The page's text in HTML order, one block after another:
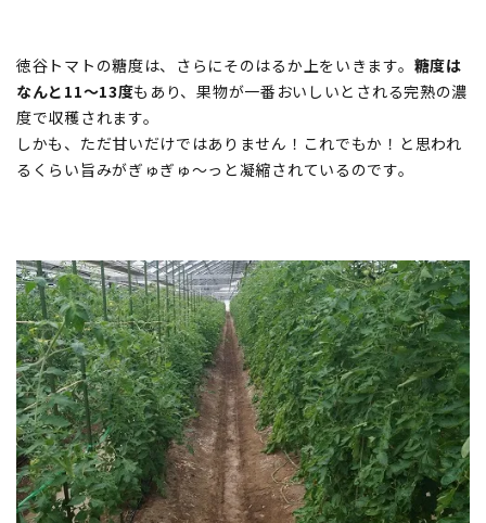
徳谷トマトの糖度は、さらにそのはるか上をいきます。 糖度は
なんと11〜13度もあり、果物が一番おいしいとされる完熟の濃
度で収穫されます。
しかも、ただ甘いだけではありません！これでもか！と思われ
るくらい旨みがぎゅぎゅ〜っと凝縮されているのです。